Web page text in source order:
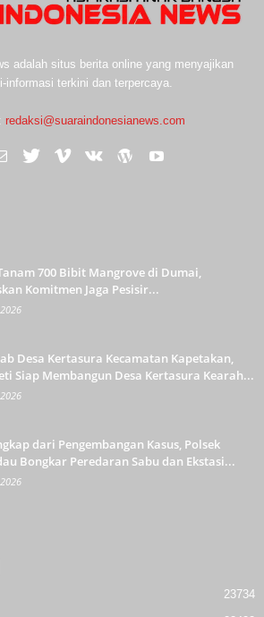
adalah situs berita online yang menyajikan
informasi terkini dan terpercaya.
redaksi@suaraindonesianews.com
700 Bibit Mangrove di Dumai,
Komitmen Jaga Pesisir...
Desa Kertasura Kecamatan Kapetakan,
Siap Membangun Desa Kertasura Kearah...
dari Pengembangan Kasus, Polsek
Bongkar Peredaran Sabu dan Ekstasi...
23734